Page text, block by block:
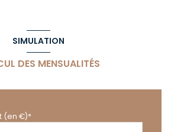
SIMULATION
DES MENSUALITÉS
(en €)*